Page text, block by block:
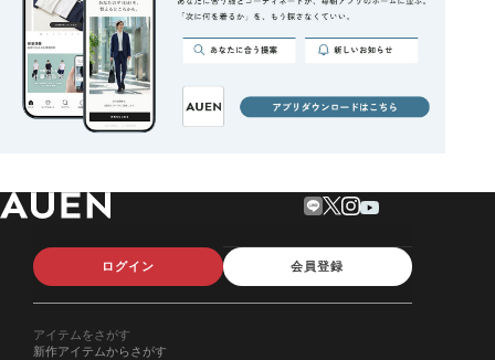
ログイン 会員登録
アイテムをさがす
新作アイテムからさがす